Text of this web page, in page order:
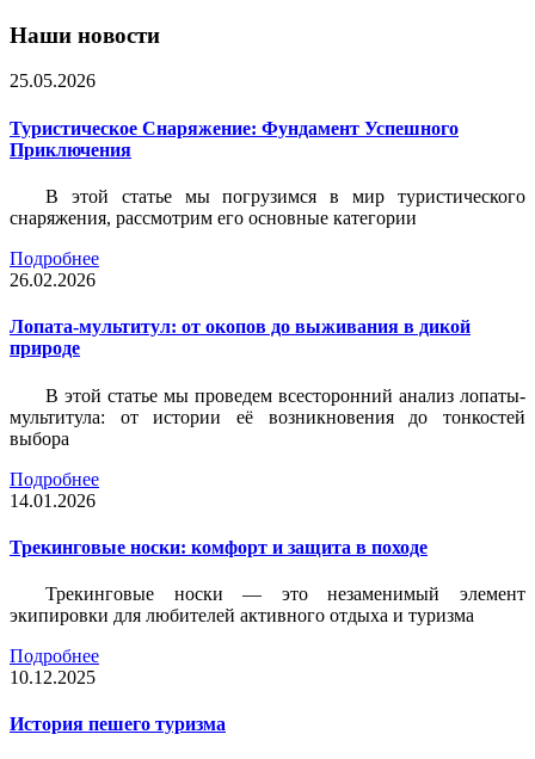
Наши новости
25.05.2026
Туристическое Снаряжение: Фундамент Успешного
Приключения
В этой статье мы погрузимся в мир туристического
снаряжения, рассмотрим его основные категории
Подробнее
26.02.2026
Лопата-мультитул: от окопов до выживания в дикой
природе
В этой статье мы проведем всесторонний анализ лопаты-
мультитула: от истории её возникновения до тонкостей
выбора
Подробнее
14.01.2026
Трекинговые носки: комфорт и защита в походе
Трекинговые носки — это незаменимый элемент
экипировки для любителей активного отдыха и туризма
Подробнее
10.12.2025
История пешего туризма